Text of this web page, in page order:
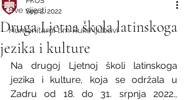
Sve vijesti
Humanitarni tim Ruke ljubavi
Druga Ljetna škola latinskoga
jezika i kulture
Sep 2, 2022
Na drugoj Ljetnoj školi latinskoga
jezika i kulture, koja se održala u
Zadru od 18. do 31. srpnja 2022.,